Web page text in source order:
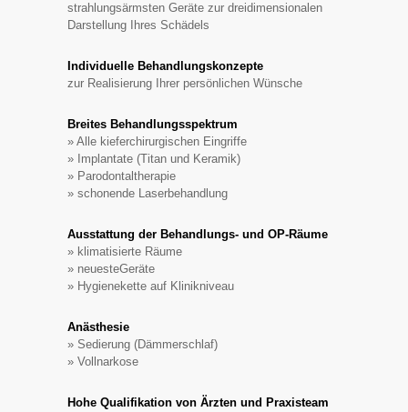
strahlungsärmsten Geräte zur dreidimensionalen
Darstellung Ihres Schädels
Individuelle Behandlungskonzepte
zur Realisierung Ihrer persönlichen Wünsche
Breites Behandlungsspektrum
» Alle kieferchirurgischen Eingriffe
» Implantate (Titan und Keramik)
» Parodontaltherapie
» schonende Laserbehandlung
Ausstattung der Behandlungs- und OP-Räume
» klimatisierte Räume
» neuesteGeräte
» Hygienekette auf Klinikniveau
Anästhesie
» Sedierung (Dämmerschlaf)
» Vollnarkose
Hohe Qualifikation von Ärzten und Praxisteam